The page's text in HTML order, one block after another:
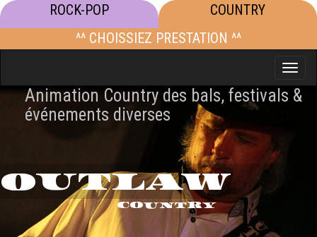
ROCK-POP
COUNTRY
^^ CHOISSIEZ PRESTATION ^^
Toggle
Animation Country des bals, festivals &
événements diverses
OUTLAW
COUNTRY